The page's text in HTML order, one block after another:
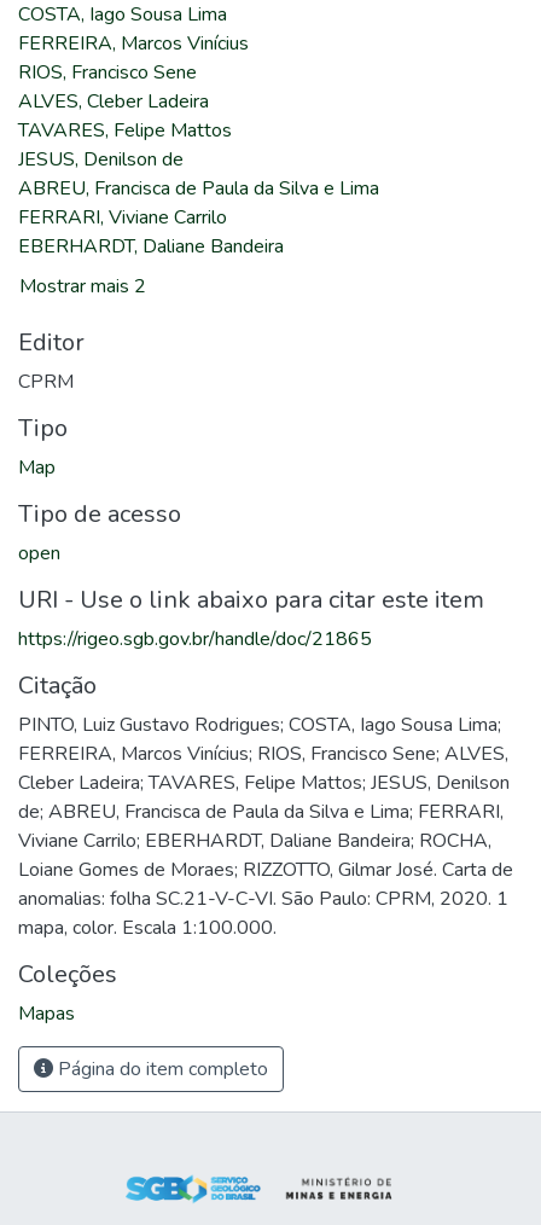
COSTA, Iago Sousa Lima
FERREIRA, Marcos Vinícius
RIOS, Francisco Sene
ALVES, Cleber Ladeira
TAVARES, Felipe Mattos
JESUS, Denilson de
ABREU, Francisca de Paula da Silva e Lima
FERRARI, Viviane Carrilo
EBERHARDT, Daliane Bandeira
Mostrar mais 2
Editor
CPRM
Tipo
Map
Tipo de acesso
open
URI - Use o link abaixo para citar este item
https://rigeo.sgb.gov.br/handle/doc/21865
Citação
PINTO, Luiz Gustavo Rodrigues; COSTA, Iago Sousa Lima;
FERREIRA, Marcos Vinícius; RIOS, Francisco Sene; ALVES,
Cleber Ladeira; TAVARES, Felipe Mattos; JESUS, Denilson
de; ABREU, Francisca de Paula da Silva e Lima; FERRARI,
Viviane Carrilo; EBERHARDT, Daliane Bandeira; ROCHA,
Loiane Gomes de Moraes; RIZZOTTO, Gilmar José. Carta de
anomalias: folha SC.21-V-C-VI. São Paulo: CPRM, 2020. 1
mapa, color. Escala 1:100.000.
Coleções
Mapas
Página do item completo